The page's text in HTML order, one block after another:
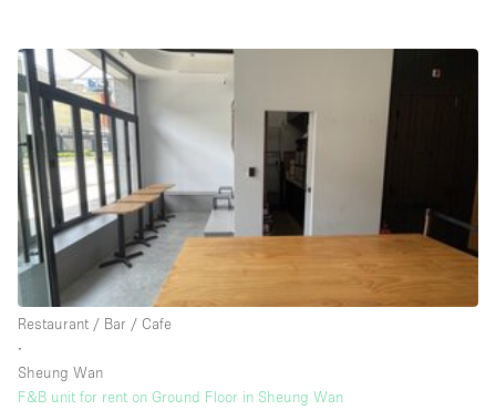
Liquor Licence
Living Space
Multiple Rooms
Office Equipment
Private Parking
Rooftop / Terrace
Security System
Smoking Area
Restaurant / Bar / Cafe
∙
Sheung Wan
F&B unit for rent on Ground Floor in Sheung Wan